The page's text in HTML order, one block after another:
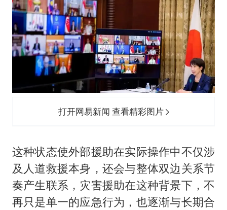
打开网易新闻 查看精彩图片
这种状态使外部援助在实际操作中不仅涉
及人道救援本身，还会与整体双边关系节
奏产生联系，灾害援助在这种背景下，不
再只是单一的应急行为，也逐渐与长期合